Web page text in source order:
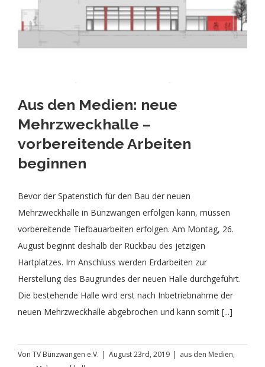
Aus den Medien: neue
Mehrzweckhalle –
vorbereitende Arbeiten
beginnen
Bevor der Spatenstich für den Bau der neuen
Mehrzweckhalle in Bünzwangen erfolgen kann, müssen
vorbereitende Tiefbauarbeiten erfolgen. Am Montag, 26.
August beginnt deshalb der Rückbau des jetzigen
Hartplatzes. Im Anschluss werden Erdarbeiten zur
Herstellung des Baugrundes der neuen Halle durchgeführt.
Die bestehende Halle wird erst nach Inbetriebnahme der
neuen Mehrzweckhalle abgebrochen und kann somit [...]
Von TV Bünzwangen e.V. | August 23rd, 2019 | aus den Medien,